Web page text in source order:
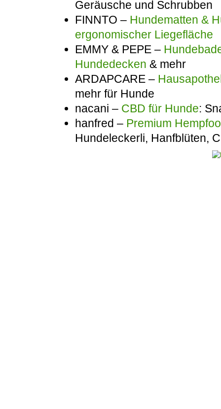
Geräusche und Schrubben
FINNTO – Hundematten &
ergonomischer Liegefläche
EMMY & PEPE –
Hundedecken & mehr
ARDAPCARE –
mehr für Hunde
nacani – CBD für Hunde:
hanfred – Premium
Hundeleckerli, Hanfblüten,